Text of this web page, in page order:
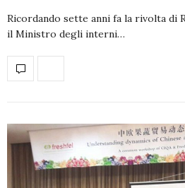
Ricordando sette anni fa la rivolta di
il Ministro degli interni…